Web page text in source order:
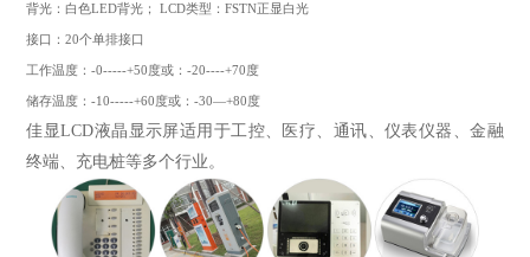
背光：白色LED背光； LCD类型：FSTN正显白光
接口：20个单排接口
工作温度：-0-----+50度或：-20----+70度
储存温度：-10-----+60度或：-30—+80度
佳显LCD液晶显示屏适用于工控、医疗、通讯、仪表仪器、金融
终端、充电桩等多个行业。